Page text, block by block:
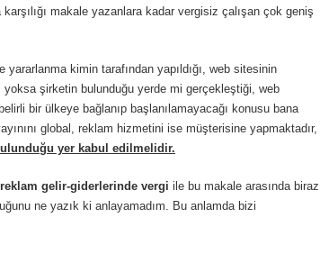
karşılığı makale yazanlara kadar vergisiz çalışan çok geniş
kimin tarafından yapıldığı, web sitesinin
şirketin bulunduğu yerde mi gerçekleştiği, web
bir ülkeye bağlanıp başlanılamayacağı konusu bana
global, reklam hizmetini ise müşterisine yapmaktadır,
yer kabul edilmelidir.
gelir-giderlerinde vergi ile bu makale arasında biraz
ne yazık ki anlayamadım. Bu anlamda bizi